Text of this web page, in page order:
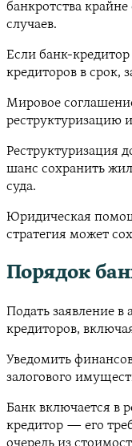
банкротства
случаев.
Если банк-
кредиторов в срок,
Мировое
реструктуризацию
Реструктуризация
шанс сохранить
суда.
Юридическая
стратегия может
Порядок
Подать заявление в
кредиторов,
Уведомить
залогового
Банк включается в
кредитор — его